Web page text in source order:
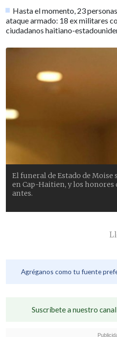
Hasta el momento, 23
ataque armado: 18 ex militares
ciudadanos haitiano-
El funeral de Estado de
en Cap-Haitien, y los
antes.
Agréganos como tu fuente
Suscríbete a nuestro